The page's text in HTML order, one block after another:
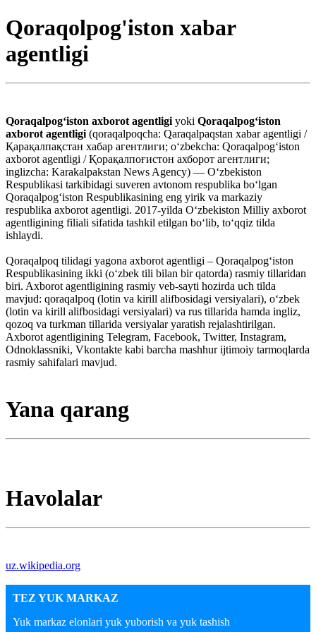
Qoraqolpog'iston xabar
agentligi
Qoraqalpog‘iston axborot agentligi yoki Qoraqalpog‘iston
axborot agentligi (qoraqalpoqcha: Qaraqalpaqstan xabar agentligi /
Қарақалпақстан хабар агентлиги; oʻzbekcha: Qoraqalpogʻiston
axborot agentligi / Қорақалпоғистон ахборот агентлиги;
inglizcha: Karakalpakstаn News Agency) — Oʻzbekiston
Respublikasi tarkibidagi suveren avtonom respublika boʻlgan
Qoraqalpogʻiston Respublikasining eng yirik va markaziy
respublika axborot agentligi. 2017-yilda O‘zbekiston Milliy axborot
agentligining filiali sifatida tashkil etilgan bo‘lib, to‘qqiz tilda
ishlaydi.
Qoraqalpoq tilidagi yagona axborot agentligi – Qoraqalpogʻiston
Respublikasining ikki (oʻzbek tili bilan bir qatorda) rasmiy tillaridan
biri. Axborot agentligining rasmiy veb-sayti hozirda uch tilda
mavjud: qoraqalpoq (lotin va kirill alifbosidagi versiyalari), o‘zbek
(lotin va kirill alifbosidagi versiyalari) va rus tillarida hamda ingliz,
qozoq va turkman tillarida versiyalar yaratish rejalashtirilgan.
Axborot agentligining Telegram, Facebook, Twitter, Instagram,
Odnoklassniki, Vkontakte kabi barcha mashhur ijtimoiy tarmoqlarda
rasmiy sahifalari mavjud.
Yana qarang
Havolalar
uz.wikipedia.org
TEZ YUK MARKAZ
Yuk markaz elonlari yuk yuborish va yuk tashish